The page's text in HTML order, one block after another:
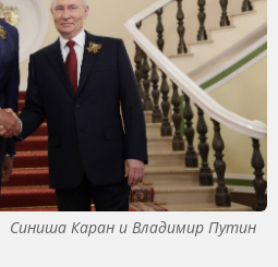
Синиша Каран и Владимир Путин